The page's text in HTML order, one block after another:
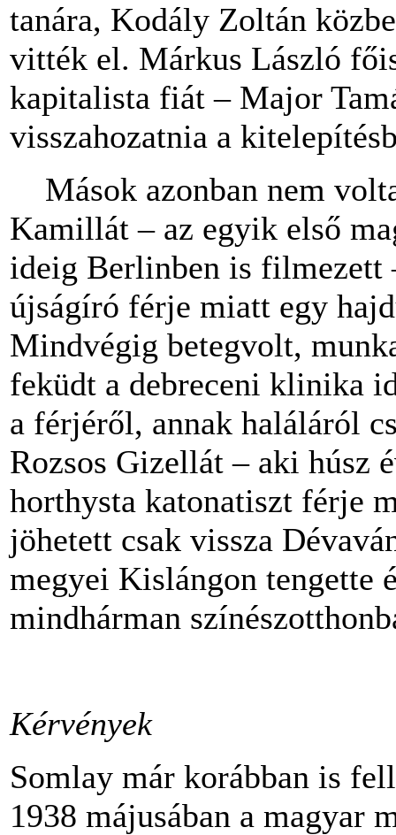
tanára, Kodály Zoltán
vitték el. Márkus László
kapitalista fiát – Major
visszahozatnia a
Mások azonban nem
Kamillát – az egyik első
ideig Berlinben is filmezett
újságíró férje miatt egy
Mindvégig betegvolt,
feküdt a debreceni klinika
a férjéről, annak haláláról
Rozsos Gizellát – aki húsz
horthysta katonatiszt férje
jöhetett csak vissza
megyei Kislángon tengette
mindhárman
Kérvények
Somlay már korábban is
1938 májusában a magyar